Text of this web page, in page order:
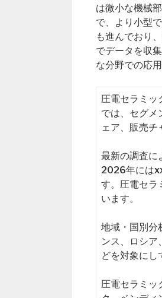
は微小な機械
で、より小型
も進んでおり
でデータを収
な分野での応
圧電セラミ
では、セグメ
ェア、販売チ
最新の調査に
2026年には
す。圧電セラ
います。
地域・国別分
ンス、ロシア
どを対象にし
圧電セラミッ